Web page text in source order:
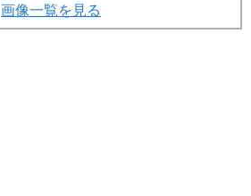
画像一覧を見る